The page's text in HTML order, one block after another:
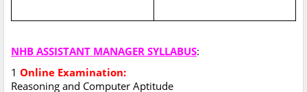
NHB ASSISTANT MANAGER SYLLABUS:
1 Online Examination:
Reasoning and Computer Aptitude